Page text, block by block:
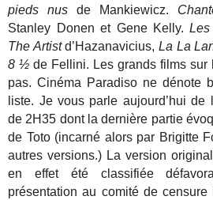
pieds nus de Mankiewicz.
Stanley Donen et Gene Kelly.
The Artistd’Hazanavicius, La La
8 ½ de Fellini. Les grands films sur
pas. Cinéma Paradiso ne dénote
liste. Je vous parle aujourd’hui de
de 2H35 dont la dernière partie
de Toto (incarné alors par Brigitte
autres versions.) La version
en effet été classifiée
présentation au comité de